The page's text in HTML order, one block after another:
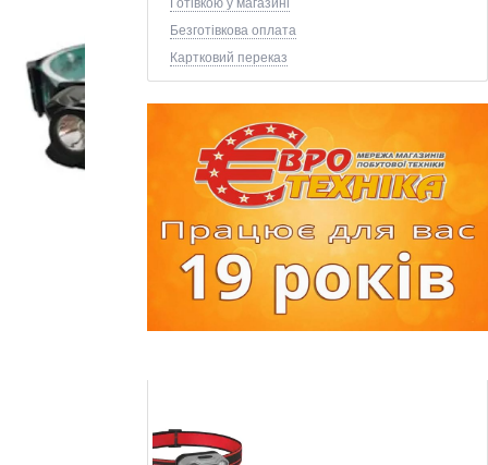
Готівкою у магазині
Безготівкова оплата
Картковий переказ